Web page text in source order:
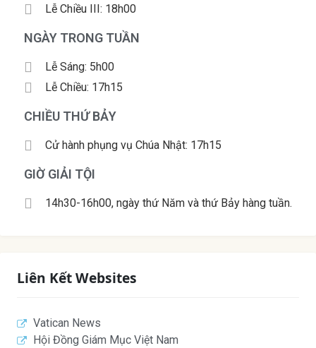
Lễ Chiều III: 18h00
NGÀY TRONG TUẦN
Lễ Sáng: 5h00
Lễ Chiều: 17h15
CHIỀU THỨ BẢY
Cử hành phụng vụ Chúa Nhật: 17h15
GIỜ GIẢI TỘI
14h30-16h00, ngày thứ Năm và thứ Bảy hàng tuần.
Liên Kết Websites
Vatican News
Hội Đồng Giám Mục Việt Nam